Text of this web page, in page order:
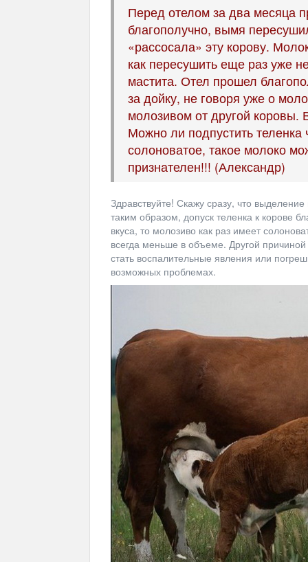
Перед отелом за два месяца
благополучно, вымя
«рассосала» эту корову.
как пересушить еще раз уже
мастита. Отел прошел
за дойку, не говоря уже о
молозивом от другой коровы.
Можно ли подпустить
солоноватое, такое молоко
признателен!!! (Александр)
Здравствуйте! Скажу сразу, что
таким образом, допуск теленка к корове
вкуса, то молозиво как раз имеет
всегда меньше в объеме. Другой
стать воспалительные явления или
возможных проблемах.